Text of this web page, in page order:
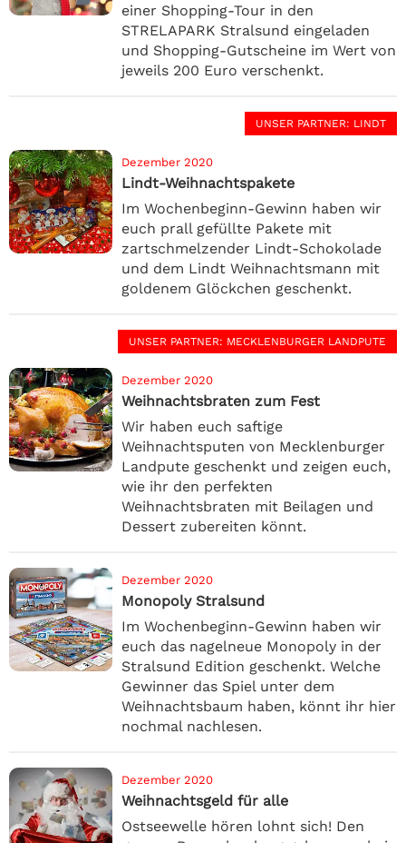
einer Shopping-Tour in den
STRELAPARK Stralsund eingeladen
und Shopping-Gutscheine im Wert von
jeweils 200 Euro verschenkt.
UNSER PARTNER: LINDT
Dezember 2020
Lindt-Weihnachtspakete
Im Wochenbeginn-Gewinn haben wir
euch prall gefüllte Pakete mit
zartschmelzender Lindt-Schokolade
und dem Lindt Weihnachtsmann mit
goldenem Glöckchen geschenkt.
UNSER PARTNER: MECKLENBURGER LANDPUTE
Dezember 2020
Weihnachtsbraten zum Fest
Wir haben euch saftige
Weihnachtsputen von Mecklenburger
Landpute geschenkt und zeigen euch,
wie ihr den perfekten
Weihnachtsbraten mit Beilagen und
Dessert zubereiten könnt.
Dezember 2020
Monopoly Stralsund
Im Wochenbeginn-Gewinn haben wir
euch das nagelneue Monopoly in der
Stralsund Edition geschenkt. Welche
Gewinner das Spiel unter dem
Weihnachtsbaum haben, könnt ihr hier
nochmal nachlesen.
Dezember 2020
Weihnachtsgeld für alle
Ostseewelle hören lohnt sich! Den